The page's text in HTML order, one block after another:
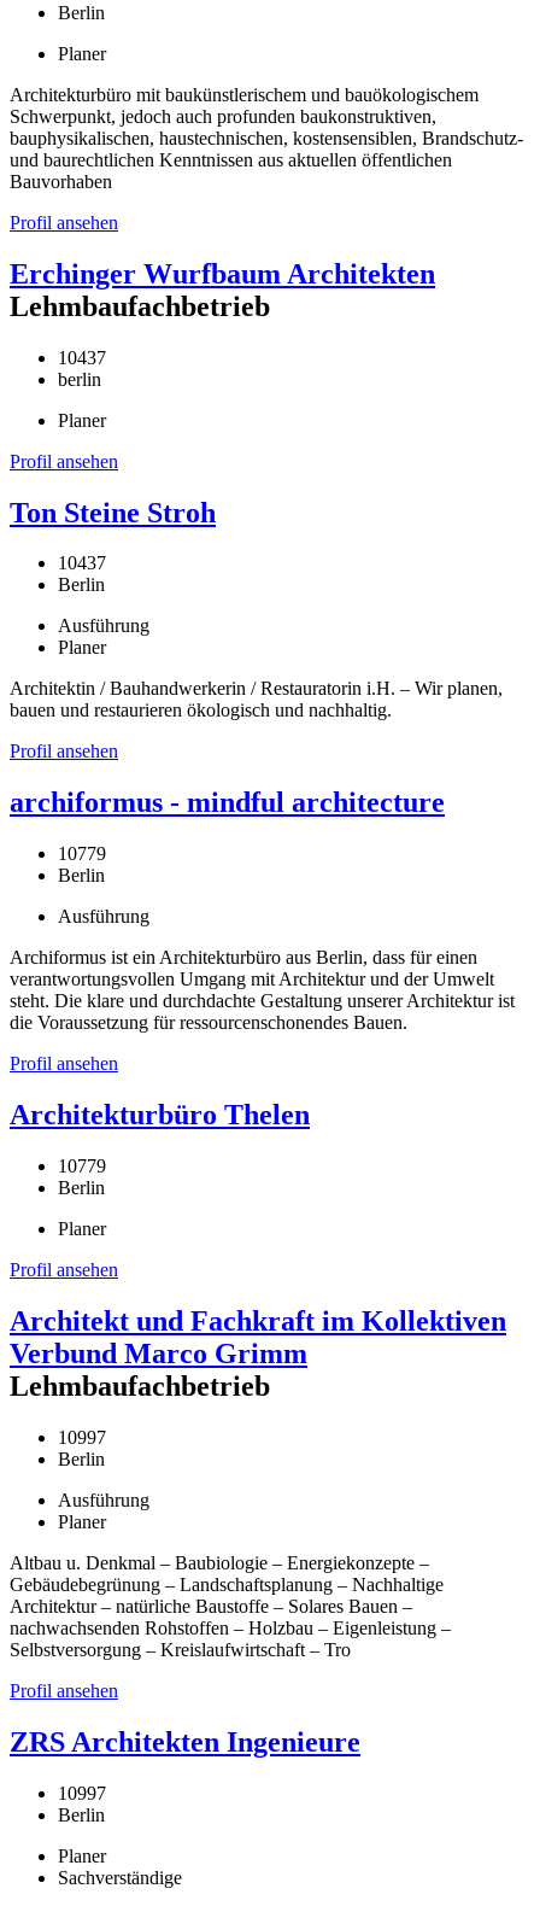
Berlin
Planer
Architekturbüro mit baukünstlerischem und bauökologischem
Schwerpunkt, jedoch auch profunden baukonstruktiven,
bauphysikalischen, haustechnischen, kostensensiblen, Brandschutz-
und baurechtlichen Kenntnissen aus aktuellen öffentlichen
Bauvorhaben
Profil ansehen
Erchinger Wurfbaum Architekten
Lehmbaufachbetrieb
10437
berlin
Planer
Profil ansehen
Ton Steine Stroh
10437
Berlin
Ausführung
Planer
Architektin / Bauhandwerkerin / Restauratorin i.H. – Wir planen,
bauen und restaurieren ökologisch und nachhaltig.
Profil ansehen
archiformus - mindful architecture
10779
Berlin
Ausführung
Archiformus ist ein Architekturbüro aus Berlin, dass für einen
verantwortungsvollen Umgang mit Architektur und der Umwelt
steht. Die klare und durchdachte Gestaltung unserer Architektur ist
die Voraussetzung für ressourcenschonendes Bauen.
Profil ansehen
Architekturbüro Thelen
10779
Berlin
Planer
Profil ansehen
Architekt und Fachkraft im Kollektiven
Verbund Marco Grimm
Lehmbaufachbetrieb
10997
Berlin
Ausführung
Planer
Altbau u. Denkmal – Baubiologie – Energiekonzepte –
Gebäudebegrünung – Landschaftsplanung – Nachhaltige
Architektur – natürliche Baustoffe – Solares Bauen –
nachwachsenden Rohstoffen – Holzbau – Eigenleistung –
Selbstversorgung – Kreislaufwirtschaft – Tro
Profil ansehen
ZRS Architekten Ingenieure
10997
Berlin
Planer
Sachverständige